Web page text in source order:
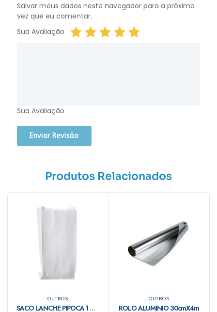
Salvar meus dados neste navegador para a próxima
vez que eu comentar.
Sua Avaliação
Sua Avaliação
Produtos Relacionados
OUTROS
SACO LANCHE PIPOCA 1 CARDOSO MONO C/500
OUTROS
ROLO ALUMINIO 30cmX4m